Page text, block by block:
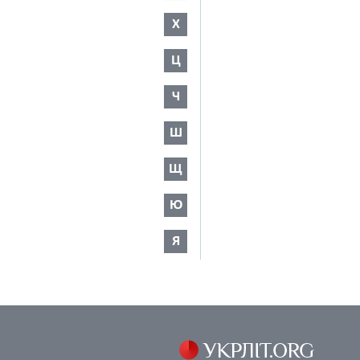
Х
Ц
Ч
Ш
Щ
Ю
Я